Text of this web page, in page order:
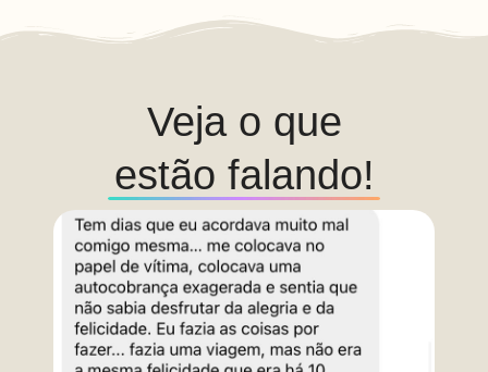
Veja o que
estão falando!